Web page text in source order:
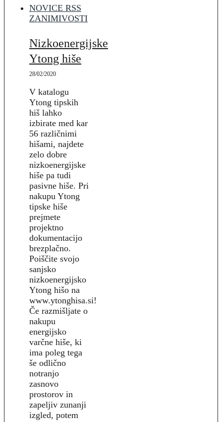
NOVICE RSS
ZANIMIVOSTI
Nizkoenergijske
Ytong hiše
28/02/2020
V katalogu
Ytong tipskih
hiš lahko
izbirate med kar
56 različnimi
hišami, najdete
zelo dobre
nizkoenergijske
hiše pa tudi
pasivne hiše. Pri
nakupu Ytong
tipske hiše
prejmete
projektno
dokumentacijo
brezplačno.
Poiščite svojo
sanjsko
nizkoenergijsko
Ytong hišo na
www.ytonghisa.si!
Če razmišljate o
nakupu
energijsko
varčne hiše, ki
ima poleg tega
še odlično
notranjo
zasnovo
prostorov in
zapeljiv zunanji
izgled, potem